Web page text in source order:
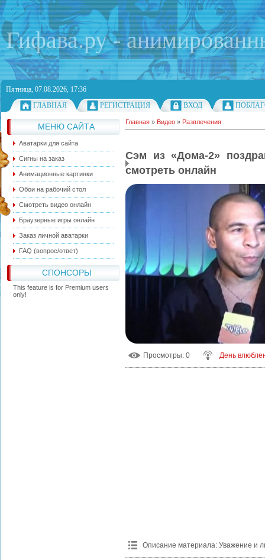
Гифава.ру -
Пятница, 07.08.2026, 17:36
ГЛАВНАЯ
РЕГИСТРАЦИЯ ВХОД
МЕНЮ САЙТА
Аватарки для сайта
Сигны на заказ
Анимационные картинки
Обои на рабочий стол
Смотреть видео онлайн
Браузерные игры онлайн
Заказ личной аватарки
FAQ (вопрос/ответ)
СПОНСОРЫ
This feature is for Premium users
only!
Главная » Видео » Развлечения
Сэм из «Дома-2»
смотреть онлайн
Просмотры: 0 День
Описание материала: Уважение и